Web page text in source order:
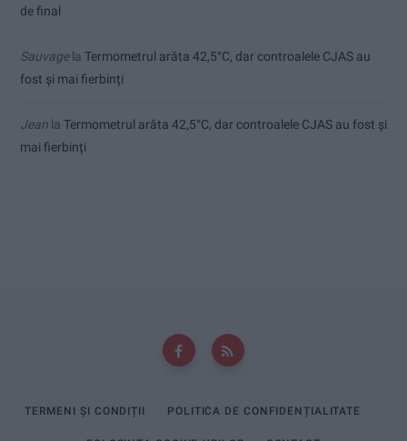
de final
Sauvagela Termometrul arăta 42,5°C, dar controalele CJAS au
fost și mai fierbinți
Jean la Termometrul arăta 42,5°C, dar controalele CJAS au fost și
mai fierbinți
TERMENI ȘI CONDIȚII POLITICA DE CONFIDENȚIALITATE